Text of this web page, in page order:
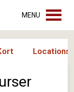
MENU
Locations